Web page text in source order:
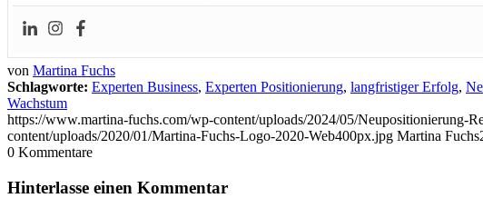
von Martina Fuchs
Schlagworte: Experten Business, Experten Positionierung, langfristiger Erfolg,
Wachstum
https://www.martina-fuchs.com/wp-content/uploads/2024/05/Neupositionierung-
content/uploads/2020/01/Martina-Fuchs-Logo-2020-Web400px.jpg Martina Fuchs
0 Kommentare
Hinterlasse einen Kommentar